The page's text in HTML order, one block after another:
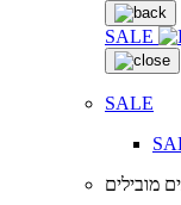
SALE
SALE
מובילים